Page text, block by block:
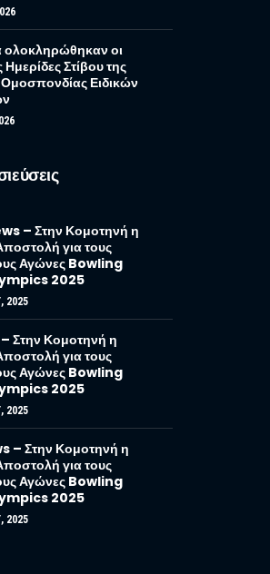
ολοκληρώθηκαν οι
Στίβου της
Ειδικών
– Στην Κομοτηνή η
για τους
Αγώνες Bowling
2025
2025
Στην Κομοτηνή η
για τους
Αγώνες Bowling
2025
2025
– Στην Κομοτηνή η
για τους
Αγώνες Bowling
2025
2025